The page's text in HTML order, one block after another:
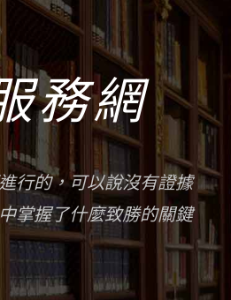
務網
行的，可以說沒有證據
掌握了什麼致勝的關鍵